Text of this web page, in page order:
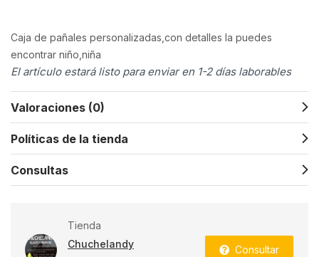
Caja de pañales personalizadas,con detalles la puedes
encontrar niño,niña
El artículo estará listo para enviar en 1-2 días laborables
Valoraciones (0)
Políticas de la tienda
Consultas
Tienda
Chuchelandy
Consultar